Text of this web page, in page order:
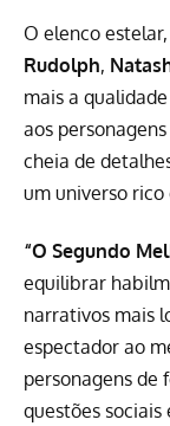
O elenco
Rudolph,
mais a
aos
cheia de
um universo rico
“O Segundo
equilibrar
narrativos mais
espectador ao
personagens de
questões